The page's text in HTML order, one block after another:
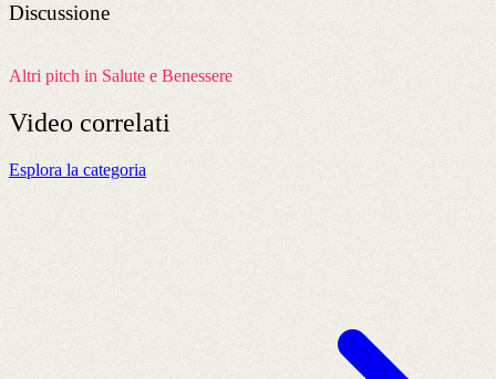
Discussione
Altri pitch in Salute e Benessere
Video correlati
Esplora la categoria